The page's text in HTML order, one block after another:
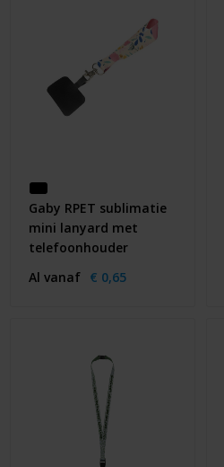
Gaby RPET sublimatie
mini lanyard met
telefoonhouder
Al vanaf € 0,65